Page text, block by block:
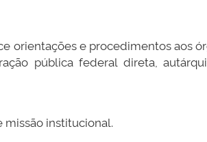
orientações e procedimentos aos
pública federal direta,
institucional.